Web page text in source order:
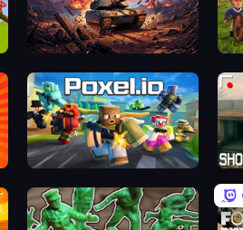
Iron Legion
Poxel.io